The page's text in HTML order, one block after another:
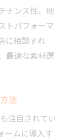
ナンス性、地
トパフォーマ
に相談すれ
最適な素材選
法
注目されてい
ームに導入す